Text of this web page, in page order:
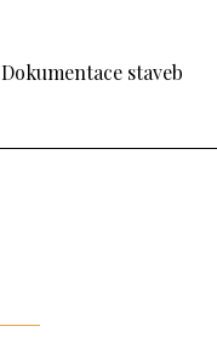
Dokumentace staveb